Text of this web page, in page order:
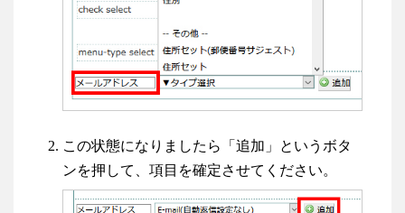
この状態になりましたら「追加」というボタ
ンを押して、項目を確定させてください。